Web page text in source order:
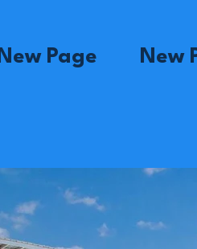
New Page New